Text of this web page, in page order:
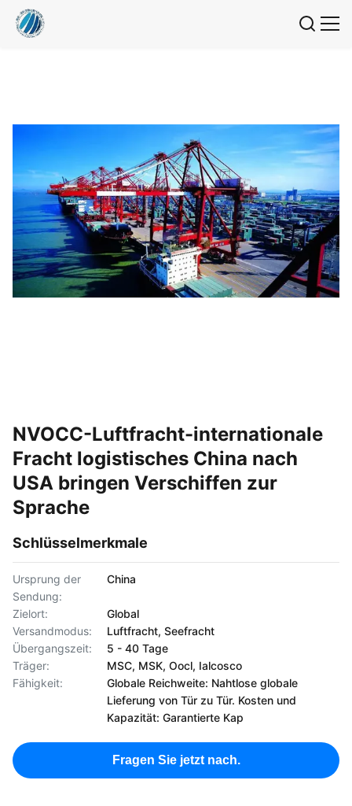
NVOCC-Luftfracht-internationale
Fracht logistisches China nach
USA bringen Verschiffen zur
Sprache
Schlüsselmerkmale
Ursprung der
Sendung:
China
Zielort:
Global
Versandmodus:
Luftfracht, Seefracht
Übergangszeit:
5 - 40 Tage
Träger:
MSC, MSK, Oocl, Ialcosco
Fähigkeit:
Globale Reichweite: Nahtlose globale
Lieferung von Tür zu Tür. Kosten und
Kapazität: Garantierte Kap
Fragen Sie jetzt nach.